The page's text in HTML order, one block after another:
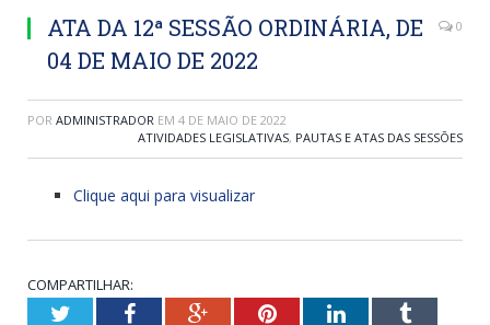
ATA DA 12ª SESSÃO ORDINÁRIA, DE
04 DE MAIO DE 2022
0
POR ADMINISTRADOR EM 4 DE MAIO DE 2022
ATIVIDADES LEGISLATIVAS, PAUTAS E ATAS DAS SESSÕES
Clique aqui para visualizar
COMPARTILHAR:
TwitterFacebookGoogle+PinterestLinkedInTumblr